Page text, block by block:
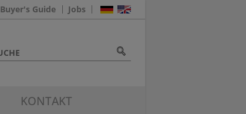
Buyer's Guide Jobs
KONTAKT